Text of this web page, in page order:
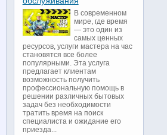
В современном
мире, где время
— это один из
самых ценных
ресурсов, услуги мастера на час
становятся все более
популярными. Эта услуга
предлагает клиентам
возможность получить
профессиональную помощь в
решении различных бытовых
задач без необходимости
тратить время на поиск
специалиста и ожидание его
приезда...